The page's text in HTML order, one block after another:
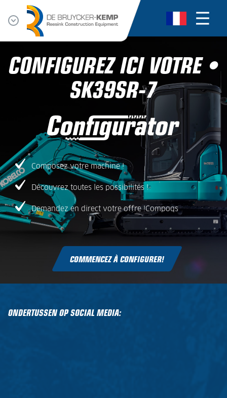
CONFIGUREZ ICI VOTRE •
SK39SR-7
Composez votre machine !
Découvrez toutes les possibilités !
Demandez en direct votre offre !Compoqs
COMMENCEZ À CONFIGURER!
ONDERTUSSEN OP SOCIAL MEDIA: